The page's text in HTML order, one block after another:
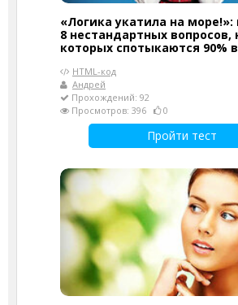
«Логика укатила на море!»:
8 нестандартных вопросов,
которых спотыкаются 90%
HTML-код
Андрей
Прохождений: 92
Просмотров: 396
0
Пройти тест